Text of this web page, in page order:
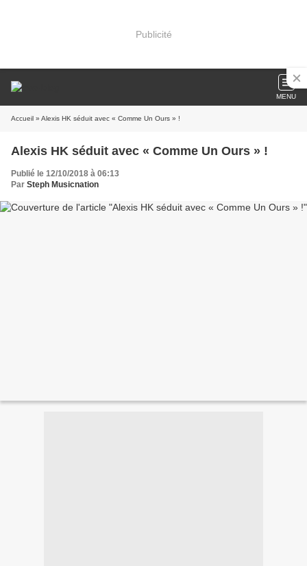
Publicité
MENU
Accueil » Alexis HK séduit avec « Comme Un Ours » !
Alexis HK séduit avec « Comme Un Ours » !
Publié le 12/10/2018 à 06:13
Par Steph Musicnation